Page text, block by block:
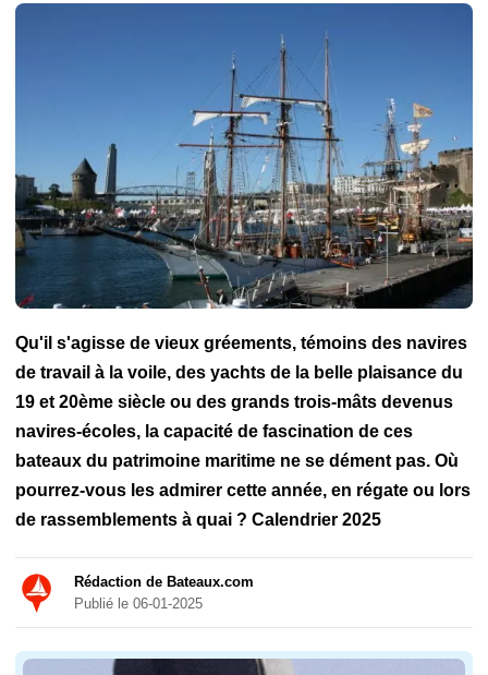
15mJI
Qu'il s'agisse de vieux gréements, témoins des navires
de travail à la voile, des yachts de la belle plaisance du
19 et 20ème siècle ou des grands trois-mâts devenus
navires-écoles, la capacité de fascination de ces
bateaux du patrimoine maritime ne se dément pas. Où
pourrez-vous les admirer cette année, en régate ou lors
de rassemblements à quai ? Calendrier 2025
Rédaction de Bateaux.com
Publié le 06-01-2025